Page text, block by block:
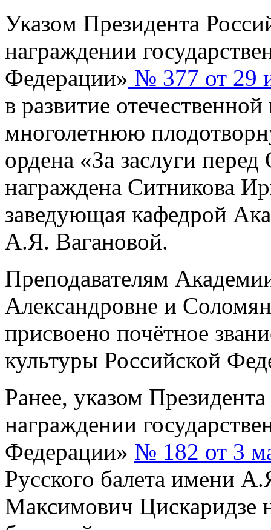
Указом Президента
награждении
Федерации» № 377 от 29
в развитие
многолетнюю
ордена «За заслуги
награждена Ситникова
заведующая кафедрой
А.Я. Вагановой.
Преподавателям
Александровне и
присвоено почётное
культуры Российской
Ранее, указом
награждении
Федерации» № 182 от 3
Русского балета имени
Максимович Цискаридзе